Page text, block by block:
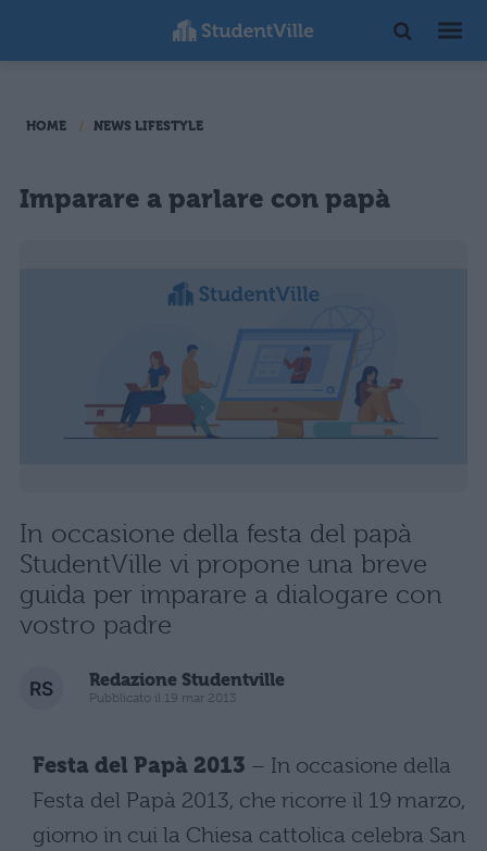
HOME NEWS LIFESTYLE
Imparare a parlare con papà
In occasione della festa del papà
StudentVille vi propone una breve
guida per imparare a dialogare con
vostro padre
Redazione Studentville
Pubblicato il 19 mar 2013
Festa del Papà 2013 – In occasione della
Festa del Papà 2013, che ricorre il 19 marzo,
giorno in cui la Chiesa cattolica celebra San